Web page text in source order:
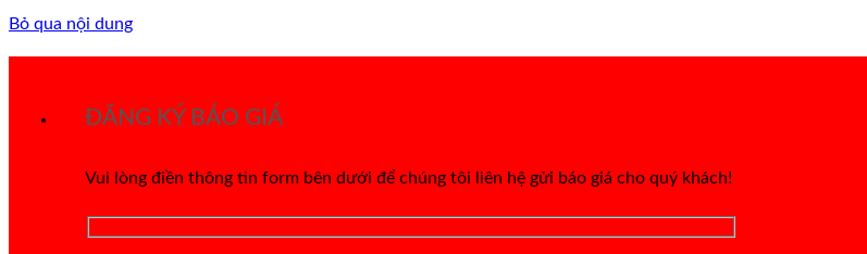
Bỏ qua nội dung
ĐĂNG KÝ BÁO GIÁ
Vui lòng điền thông tin form bên dưới để chúng tôi liên hệ gửi báo giá cho quý khách!